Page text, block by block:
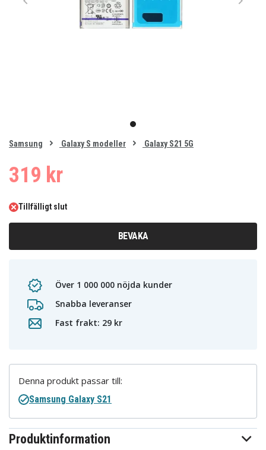
item
0
of
Samsung Galaxy S modeller Galaxy S21 5G
319 kr
Tillfälligt slut
BEVAKA
Över 1 000 000 nöjda kunder
Snabba leveranser
Fast frakt: 29 kr
Produktinformation
Denna produkt passar till:
Samsung Galaxy S21